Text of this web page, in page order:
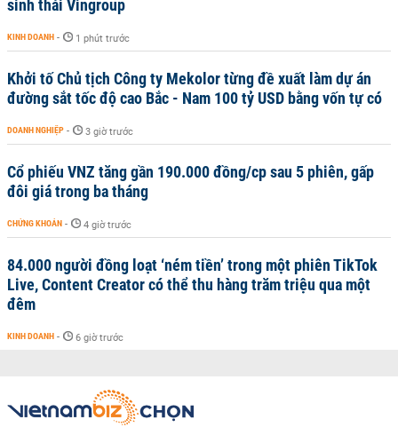
sinh thái Vingroup
KINH DOANH - 1 phút trước
Khởi tố Chủ tịch Công ty Mekolor từng đề xuất làm dự án
đường sắt tốc độ cao Bắc - Nam 100 tỷ USD bằng vốn tự có
DOANH NGHIỆP - 3 giờ trước
Cổ phiếu VNZ tăng gần 190.000 đồng/cp sau 5 phiên, gấp
đôi giá trong ba tháng
CHỨNG KHOÁN - 4 giờ trước
84.000 người đồng loạt ‘ném tiền’ trong một phiên TikTok
Live, Content Creator có thể thu hàng trăm triệu qua một
đêm
KINH DOANH - 6 giờ trước